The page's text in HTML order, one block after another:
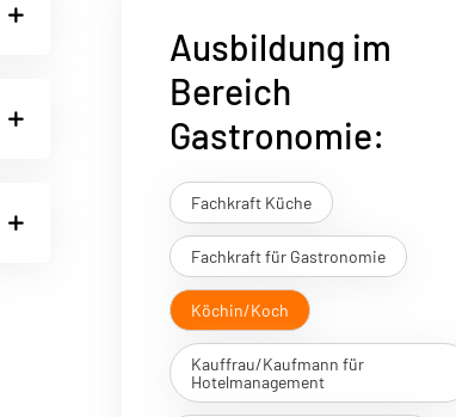
Ausbildung im
Bereich
Gastronomie:
Fachkraft Küche
Fachkraft für Gastronomie
Köchin/Koch
Kauffrau/Kaufmann für
Hotelmanagement